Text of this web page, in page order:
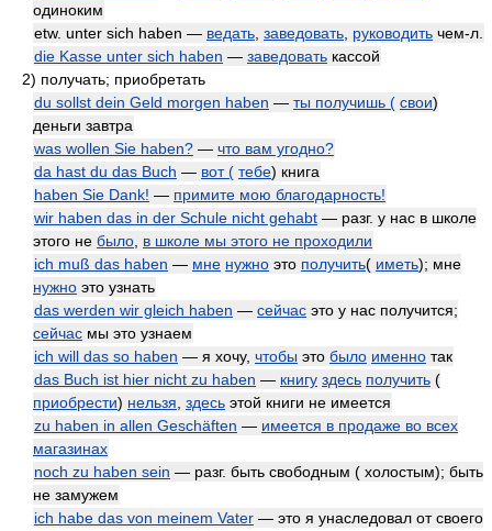
одиноким
etw. unter sich haben — ведать заведовать руководить чем-л.
die Kasse unter sich haben — заведовать кассой
2) получать; приобретать
du sollst dein Geld morgen haben — ты получишь ( свои)
деньги завтра
was wollen Sie haben? — что вам угодно?
da hast du das Buch — вот ( тебе) книга
haben Sie Dank! — примите мою благодарность!
wir haben das in der Schule nicht gehabt — разг. у нас в школе
этого не было в школе мы этого не проходили
ich muß das haben — мне нужно это получить( иметь); мне
нужно это узнать
das werden wir gleich haben — сейчас это у нас получится;
сейчас мы это узнаем
ich will das so haben — я хочу, чтобы это было именно так
das Buch ist hier nicht zu haben — книгу здесь получить (
приобрести) нельзя здесь этой книги не имеется
zu haben in allen Geschäften — имеется в продаже во всех
магазинах
noch zu haben sein — разг. быть свободным ( холостым); быть
не замужем
ich habe das von meinem Vater — это я унаследовал от своего